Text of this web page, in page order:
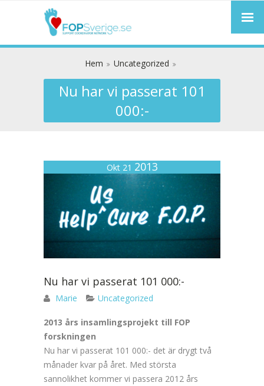
Hem Uncategorized
Nu har vi passerat 101
000:-
Okt 21 2013
Nu har vi passerat 101 000:-
Marie Uncategorized
2013 års insamlingsprojekt till FOP
forskningen
Nu har vi passerat 101 000:- det är drygt två
månader kvar på året. Med största
sannolikhet kommer vi passera 2012 års